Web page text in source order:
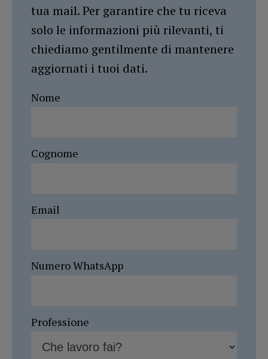
tua mail. Per garantire che tu riceva
solo le informazioni più rilevanti, ti
chiediamo gentilmente di mantenere
aggiornati i tuoi dati.
Nome
Cognome
Email
Numero WhatsApp
Professione